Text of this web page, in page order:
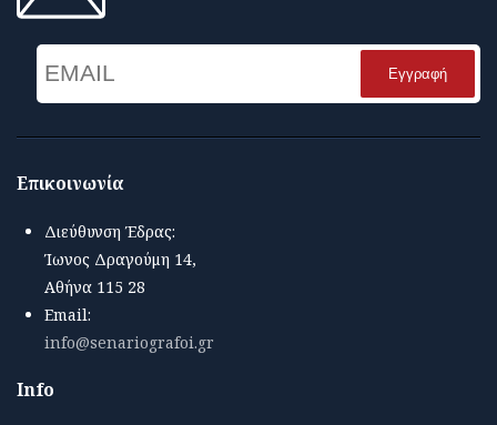
Name
Επικοινωνία
Διεύθυνση Έδρας:
Ίωνος Δραγούμη 14,
Αθήνα 115 28
Email:
info@senariografoi.gr
Info